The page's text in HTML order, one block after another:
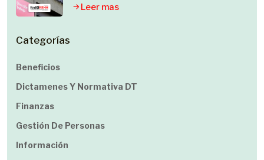
Leer mas
Categorías
Beneficios
Dictamenes Y Normativa DT
Finanzas
Gestión De Personas
Información